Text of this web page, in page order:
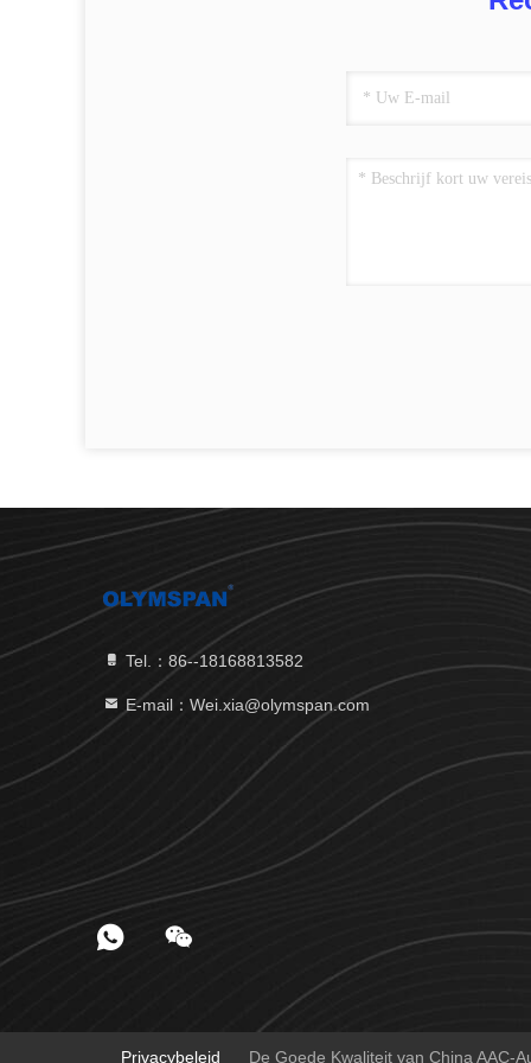
Tel.：86--18168813582
E-mail：Wei.xia@olymspan.com
Privacybeleid De Goede Kwaliteit van China AAC-